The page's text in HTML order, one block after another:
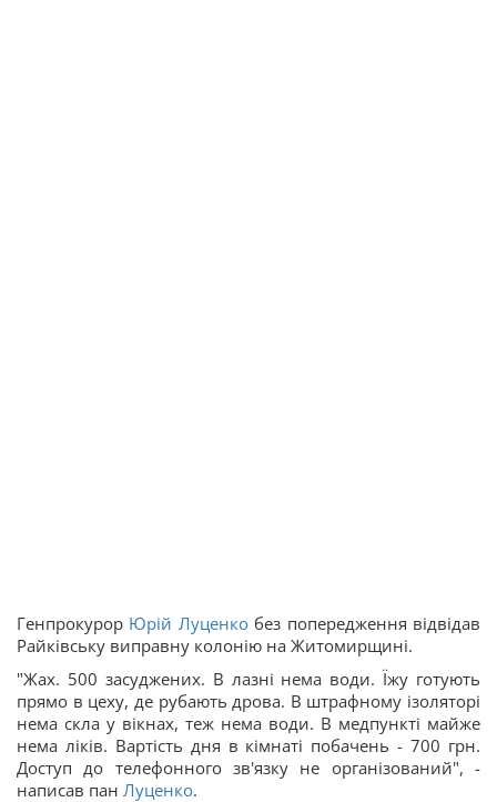
Генпрокурор Юрій Луценкобез попередження відвідав
Райківську виправну колонію на Житомирщині.
"Жах. 500 засуджених. В лазні нема води. Їжу готують
прямо в цеху, де рубають дрова. В штрафному ізоляторі
нема скла у вікнах, теж нема води. В медпункті майже
нема ліків. Вартість дня в кімнаті побачень - 700 грн.
Доступ до телефонного зв'язку не організований", -
написав пан Луценко.